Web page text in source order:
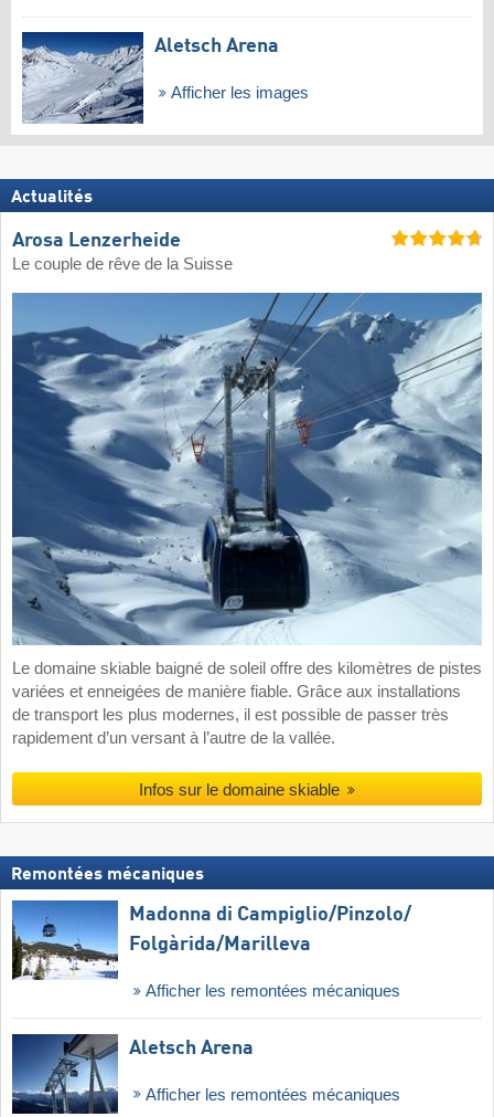
Aletsch Arena
Afficher les images
Actualités
Arosa Lenzerheide
Le couple de rêve de la Suisse
Le domaine skiable baigné de soleil offre des kilomètres de pistes
variées et enneigées de manière fiable. Grâce aux installations
de transport les plus modernes, il est possible de passer très
rapidement d’un versant à l’autre de la vallée.
Infos sur le domaine skiable
Remontées mécaniques
Madonna di Campiglio/​Pinzolo/​
Folgàrida/​Marilleva
Afficher les remontées mécaniques
Aletsch Arena
Afficher les remontées mécaniques